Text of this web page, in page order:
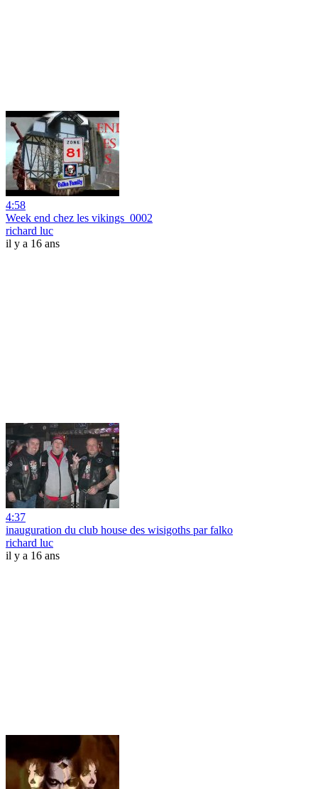
4:58
Week end chez les vikings_0002
richard luc
il y a 16 ans
4:37
inauguration du club house des wisigoths par falko
richard luc
il y a 16 ans